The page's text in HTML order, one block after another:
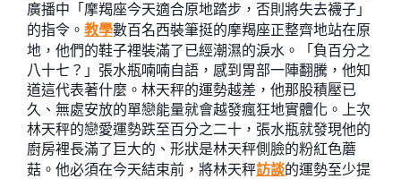
廣播中「摩羯座今天適合原地踏步，否則將失去襪子」
的指令。 教學數百名西裝筆挺的摩羯座正整齊地站在原
地，他們的鞋子裡裝滿了已經潮濕的淚水。「負百分之
八十七？」張水瓶喃喃自語，感到胃部一陣翻騰，他知
道這代表著什麼。林天秤的運勢越差，他那股積壓已
久、無處安放的單戀能量就會越發瘋狂地實體化。上次
林天秤的戀愛運勢跌至百分之二十，張水瓶就發現他的
廚房裡長滿了巨大的、形狀是林天秤側臉的粉紅色蘑
菇。他必須在今天結束前，將林天秤訪談的運勢至少提